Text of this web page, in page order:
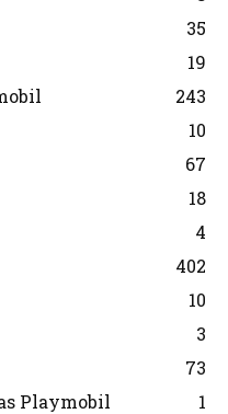
35
19
243
10
67
18
4
402
10
3
73
Playmobil
1